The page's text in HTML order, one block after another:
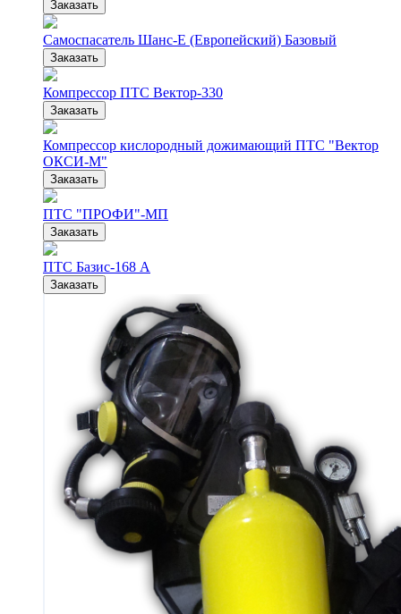
Заказать
Самоспасатель Шанс-Е (Европейский) Базовый
Заказать
Компрессор ПТС Вектор-330
Заказать
Компрессор кислородный дожимающий ПТС "Вектор
ОКСИ-М"
Заказать
ПТС "ПРОФИ"-МП
Заказать
ПТС Базис-168 А
Заказать